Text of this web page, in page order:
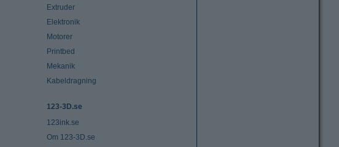
Extruder
Elektronik
Motorer
Printbed
Mekanik
Kabeldragning
123-3D.se
123ink.se
Om 123-3D.se